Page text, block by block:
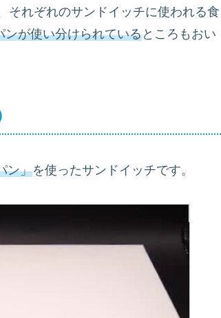
それぞれのサンドイッチに使われる食
ンが使い分けられているところもおい
ン」を使ったサンドイッチです。